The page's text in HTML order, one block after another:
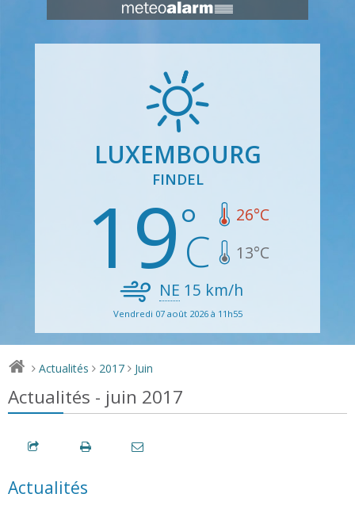
LUXEMBOURG
FINDEL
19 26°C
13°C
NE 15 km/h
Vendredi 07 août 2026 à 11h55
> Actualités > 2017 > Juin
Actualités - juin 2017
Actualités